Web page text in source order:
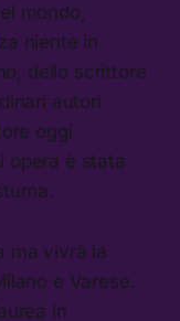
mondo,
niente in
dello scrittore
autori
oggi
opera è stata
ma vivrà la
e Varese.
in